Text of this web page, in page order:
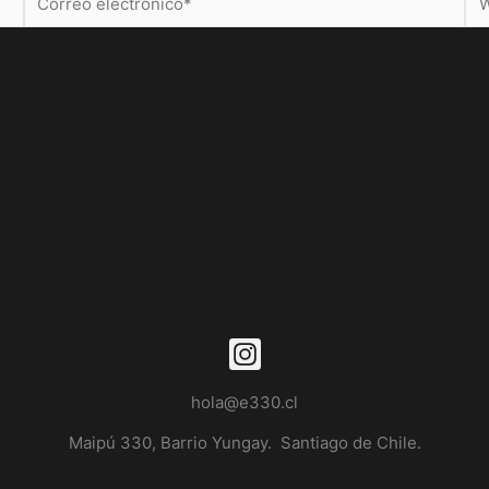
electrónico*
hola@e330.cl
Maipú 330, Barrio Yungay. Santiago de Chile.